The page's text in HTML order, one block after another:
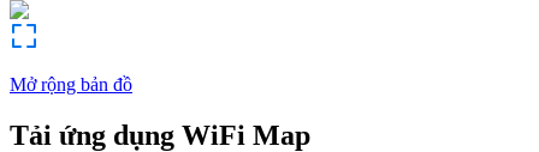
Mở rộng bản đồ
Tải ứng dụng WiFi Map